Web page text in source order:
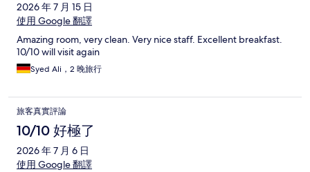
2026 年 7 月 15 日
使用 Google 翻譯
Amazing room, very clean. Very nice staff. Excellent breakfast.
10/10 will visit again
Syed Ali，2 晚旅行
旅客真實評論
10/10 好極了
2026 年 7 月 6 日
使用 Google 翻譯